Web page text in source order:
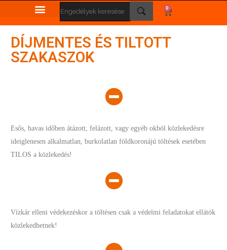
0
DÍJMENTES ÉS TILTOTT
SZAKASZOK
Esős, havas időben átázott, felázott, vagy egyéb okból közlekedésre
ideiglenesen alkalmatlan, burkolatlan földkoronájú töltések esetében
TILOS a közlekedés!
Vízkár elleni védekezéskor a töltésen csak a védelmi feladatokat ellátók
közlekedhetnek!